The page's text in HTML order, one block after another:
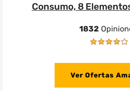
Consumo, 8
1832
Ver Ofertas